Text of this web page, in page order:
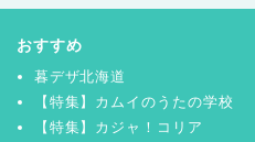
おすすめ
暮デザ北海道
【特集】カムイのうたの学校
【特集】カジャ！コリア